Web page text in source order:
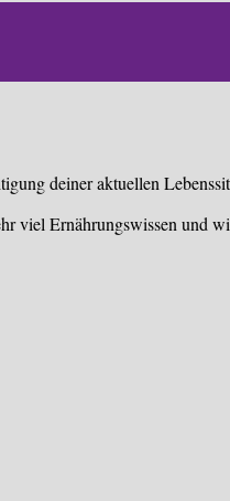
deiner aktuellen
viel Ernährungswissen und